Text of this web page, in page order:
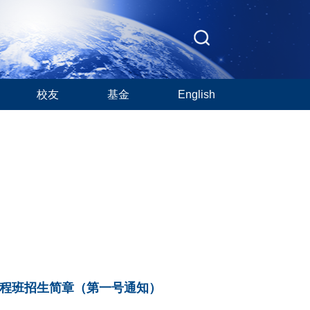
校友 基金 English
班招生简章（第一号通知）